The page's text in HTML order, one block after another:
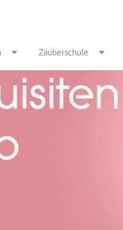
Zauberschule